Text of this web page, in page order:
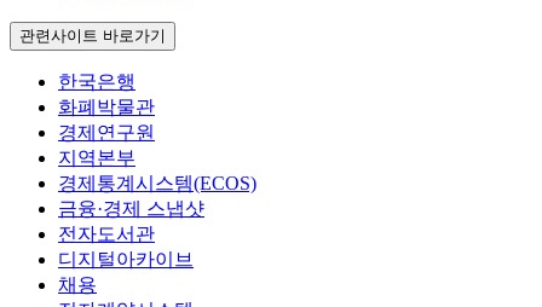
관련사이트 바로가기
한국은행
화폐박물관
경제연구원
지역본부
경제통계시스템(ECOS)
금융·경제 스냅샷
전자도서관
디지털아카이브
채용